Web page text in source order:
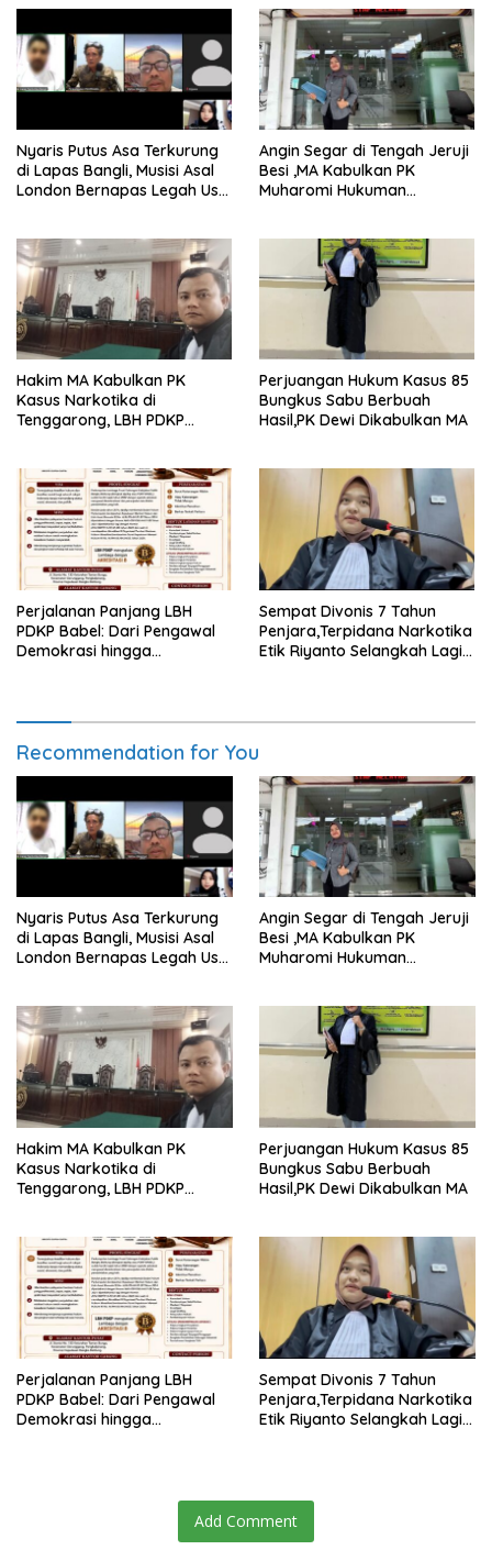
Nyaris Putus Asa Terkurung
di Lapas Bangli, Musisi Asal
London Bernapas Legah Usai
Angin Segar di Tengah Jeruji
Besi ,MA Kabulkan PK
Muharomi Hukuman
Hakim MA Kabulkan PK
Kasus Narkotika di
Tenggarong, LBH PDKP
Berkeadilan
Perjuangan Hukum Kasus 85
Bungkus Sabu Berbuah
Hasil,PK Dewi Dikabulkan MA
Perjalanan Panjang LBH
PDKP Babel: Dari Pengawal
Demokrasi hingga
Sempat Divonis 7 Tahun
Penjara,Terpidana Narkotika
Etik Riyanto Selangkah Lagi
Recommendation for You
Nyaris Putus Asa Terkurung
di Lapas Bangli, Musisi Asal
London Bernapas Legah Usai
Angin Segar di Tengah Jeruji
Besi ,MA Kabulkan PK
Muharomi Hukuman
Hakim MA Kabulkan PK
Kasus Narkotika di
Tenggarong, LBH PDKP
Berkeadilan
Perjuangan Hukum Kasus 85
Bungkus Sabu Berbuah
Hasil,PK Dewi Dikabulkan MA
Perjalanan Panjang LBH
PDKP Babel: Dari Pengawal
Demokrasi hingga
Sempat Divonis 7 Tahun
Penjara,Terpidana Narkotika
Etik Riyanto Selangkah Lagi
Add Comment